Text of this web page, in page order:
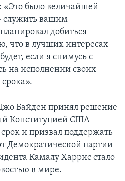
«Это было величайшей
служить вашим
добиться
что в лучших интересах
если я снимусь с
на исполнении своих
Байден принял решение
Конституцией США
и призвал поддержать
Демократической партии
Камалу Харрис стало
в мире.